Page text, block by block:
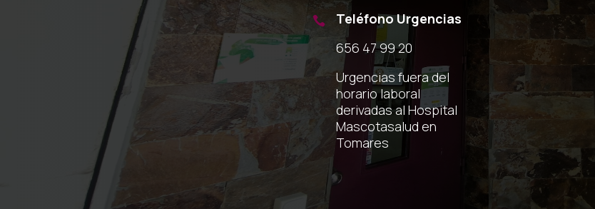

Teléfono Urgencias
656 47 99 20
Urgencias fuera del
horario laboral
derivadas al Hospital
Mascotasalud en
Tomares